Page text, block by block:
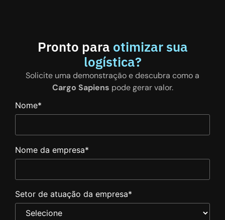
Pronto para otimizar sua
logística?
Solicite uma demonstração e descubra como a
Cargo Sapiens pode gerar valor.
Nome*
Nome da empresa*
Setor de atuação da empresa*